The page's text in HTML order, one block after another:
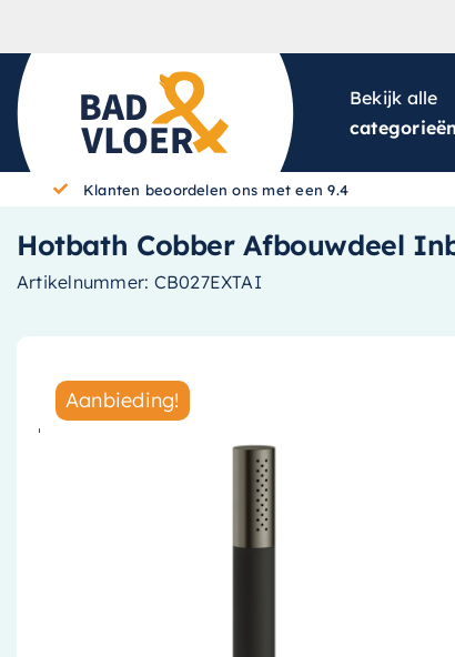
Bekijk alle
categorieën
Klanten beoordelen ons met een 9.4
Hotbath Cobber Afbouwdeel
Artikelnummer: CB027EXTAI
Aanbieding!